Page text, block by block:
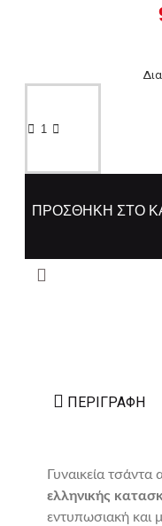
ΠΡΟΣΘΉΚΗ ΣΤΟ
ΠΕΡΙΓΡΑΦΉ
Γυναικεία τσάντα
ελληνικής
εντυπωσιακή και